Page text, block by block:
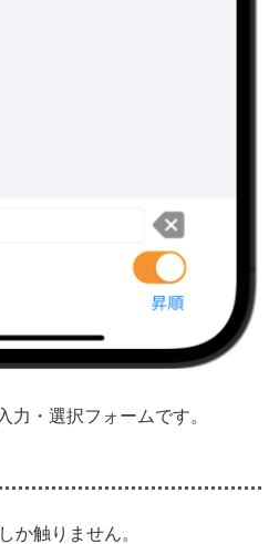
力・選択フォームです。
か触りません。